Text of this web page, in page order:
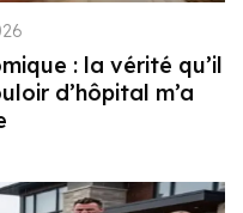
: la vérité qu’il
d’hôpital m’a